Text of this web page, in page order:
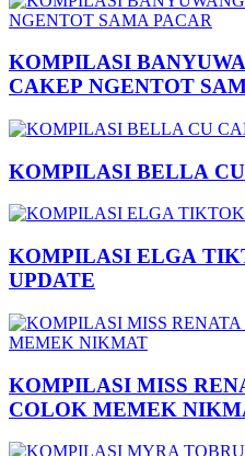
KOMPILASI
CAKEP NGENTOT
KOMPILASI BELLA
KOMPILASI ELGA
UPDATE
KOMPILASI MISS
COLOK MEMEK